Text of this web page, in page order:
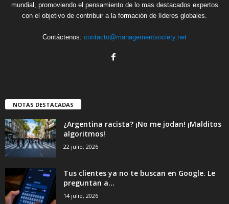
mundial, promoviendo el pensamiento de lo mas destacados expertos
con el objetivo de contribuir a la formación de líderes globales.
Contáctenos: contacto@managementsociety.net
NOTAS DESTACADAS
¿Argentina racista? ¡No me jodan! ¡Malditos
algoritmos!
22 julio, 2026
Tus clientes ya no te buscan en Google. Le
preguntan a...
14 julio, 2026